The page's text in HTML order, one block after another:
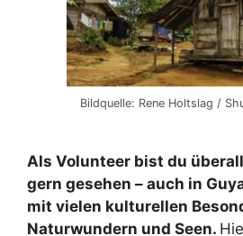
Bildquelle: Rene Holtslag /
Als Volunteer bist du
gern gesehen – auch in
mit vielen kulturellen
Naturwundern und Seen.